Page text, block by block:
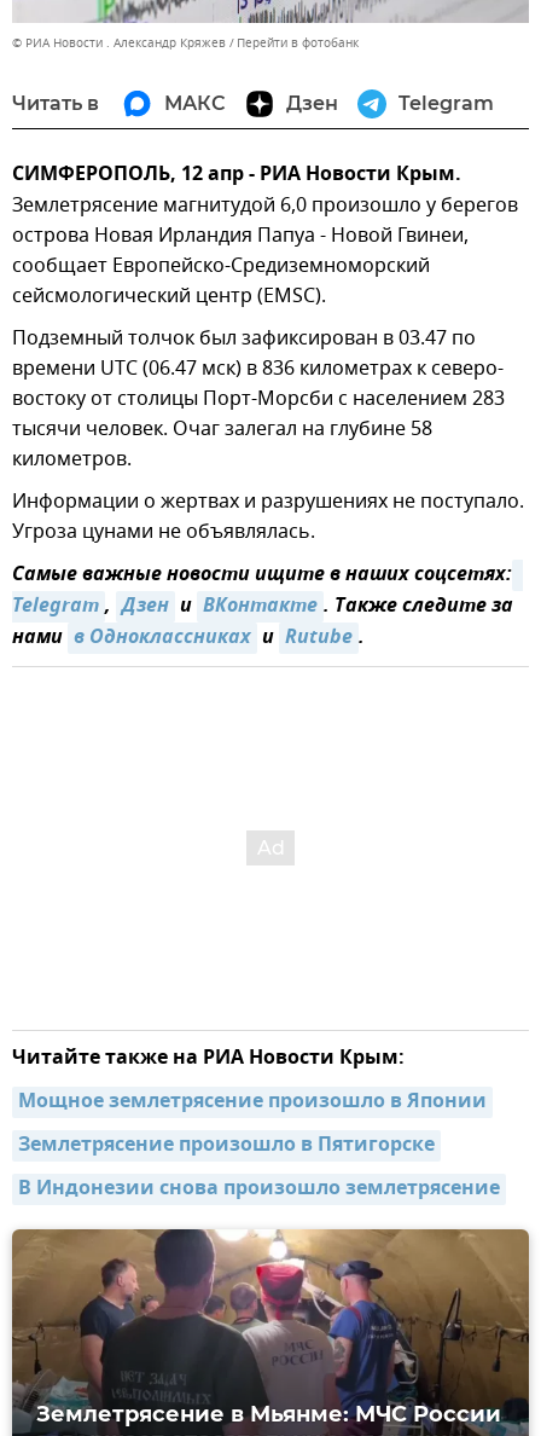
© РИА Новости . Александр Кряжев Перейти в фотобанк
Читать в МАКС Дзен Telegram
СИМФЕРОПОЛЬ, 12 апр - РИА Новости Крым.
Землетрясение магнитудой 6,0 произошло у берегов
острова Новая Ирландия Папуа - Новой Гвинеи,
сообщает Европейско-Средиземноморский
сейсмологический центр (EMSC).
Подземный толчок был зафиксирован в 03.47 по
времени UTC (06.47 мск) в 836 километрах к северо-
востоку от столицы Порт-Морсби с населением 283
тысячи человек. Очаг залегал на глубине 58
километров.
Информации о жертвах и разрушениях не поступало.
Угроза цунами не объявлялась.
Самые важные новости ищите в наших соцсетях:
Telegram, Дзен и ВКонтакте. Также следите за
нами в Одноклассниках и Rutube.
Читайте также на РИА Новости Крым:
Мощное землетрясение произошло в Японии
Землетрясение произошло в Пятигорске
В Индонезии снова произошло землетрясение
Землетрясение в Мьянме: МЧС России